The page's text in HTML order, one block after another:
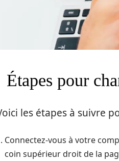
Étapes pour
les étapes à suivre
Connectez-vous à votre
coin supérieur droit de la